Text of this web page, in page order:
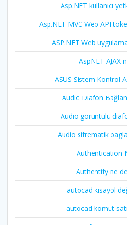
Asp.NET kullanıcı
Asp.NET MVC Web API
ASP.NET Web
AspNET AJAX
ASUS Sistem Kontrol
Audio Diafon
Audio görüntülü
Audio sifrematik
Authentication
Authentify ne
autocad kısayol
autocad komut